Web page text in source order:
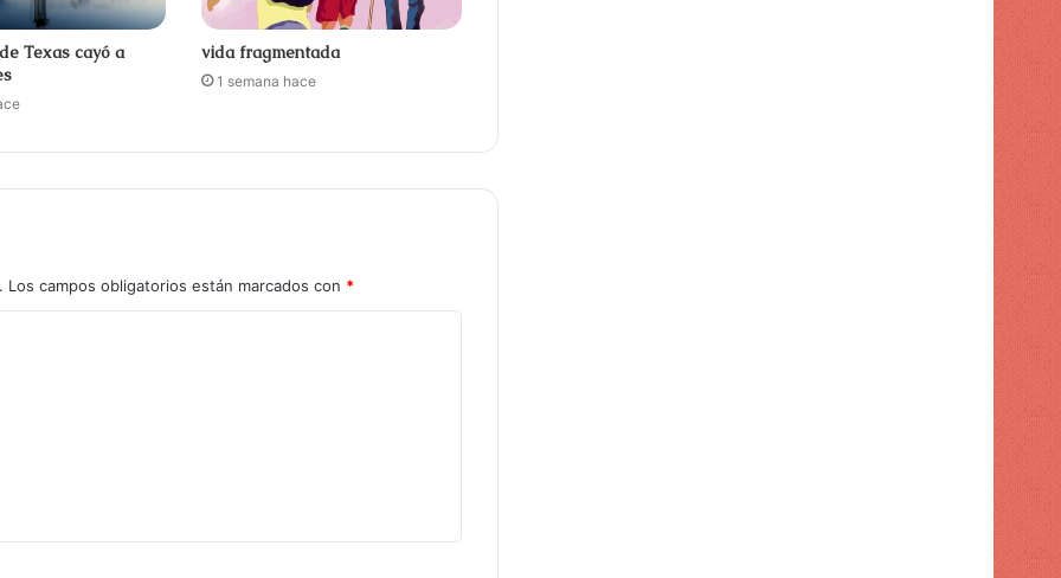
Texas cayó a
vida fragmentada
1 semana hace
Los campos obligatorios están marcados con *